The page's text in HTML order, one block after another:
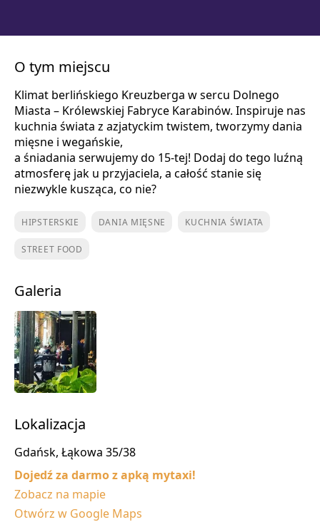
O tym miejscu
Klimat berlińskiego Kreuzberga w sercu Dolnego
Miasta – Królewskiej Fabryce Karabinów. Inspiruje nas
kuchnia świata z azjatyckim twistem, tworzymy dania
mięsne i wegańskie,
a śniadania serwujemy do 15-tej! Dodaj do tego luźną
atmosferę jak u przyjaciela, a całość stanie się
niezwykle kusząca, co nie?
HIPSTERSKIE DANIA MIĘSNE KUCHNIA ŚWIATA
STREET FOOD
Galeria
Lokalizacja
Gdańsk, Łąkowa 35/38
Dojedź za darmo z apką mytaxi!
Zobacz na mapie
Otwórz w Google Maps